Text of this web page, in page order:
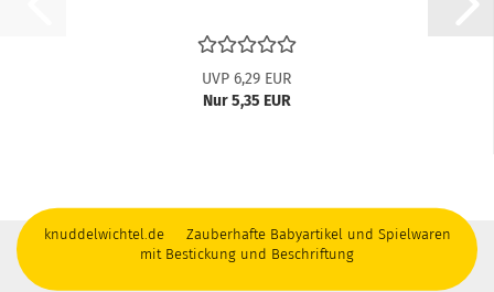
UVP 6,29 EUR
Nur 5,35 EUR
knuddelwichtel.de Zauberhafte Babyartikel und Spielwaren
mit Bestickung und Beschriftung